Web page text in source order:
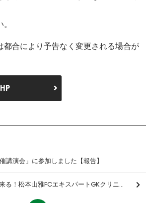
合により予告なく変更される場合が
講演会」に参加しました【報告】
「神田渉馬選手が来る！松本山雅FCエキスパートGKクリニック」を開催しました【報告】